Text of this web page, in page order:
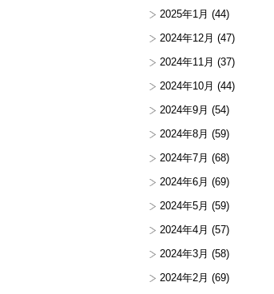
2025年1月 (44)
2024年12月 (47)
2024年11月 (37)
2024年10月 (44)
2024年9月 (54)
2024年8月 (59)
2024年7月 (68)
2024年6月 (69)
2024年5月 (59)
2024年4月 (57)
2024年3月 (58)
2024年2月 (69)